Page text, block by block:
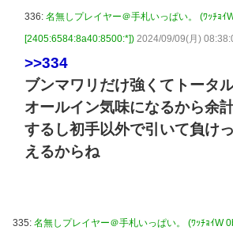
336: 名無しプレイヤー＠手札いっぱい。 (ﾜｯﾁｮｲ
[2405:6584:8a40:8500:*]) 2024/09/09(月)
>>334
ブンマワリだけ強くてトータ
オールイン気味になるから余
するし初手以外で引いて負け
えるからね
335: 名無しプレイヤー＠手札いっぱい。 (ﾜｯﾁｮｲW